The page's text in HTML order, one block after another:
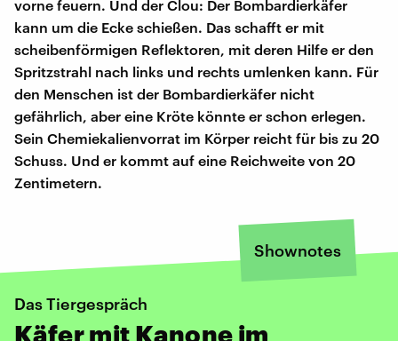
vorne feuern. Und der Clou: Der Bombardierkäfer
kann um die Ecke schießen. Das schafft er mit
scheibenförmigen Reflektoren, mit deren Hilfe er den
Spritzstrahl nach links und rechts umlenken kann. Für
den Menschen ist der Bombardierkäfer nicht
gefährlich, aber eine Kröte könnte er schon erlegen.
Sein Chemiekalienvorrat im Körper reicht für bis zu 20
Schuss. Und er kommt auf eine Reichweite von 20
Zentimetern.
Shownotes
Das Tiergespräch
Käfer mit Kanone im